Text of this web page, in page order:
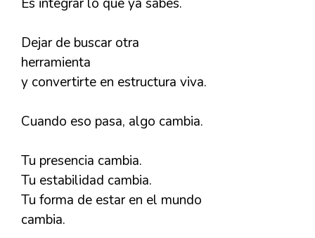
Dejar de buscar otra
herramienta
y convertirte en estructura viva.
Cuando eso pasa, algo cambia.
Tu presencia cambia.
Tu estabilidad cambia.
Tu forma de estar en el mundo
cambia.